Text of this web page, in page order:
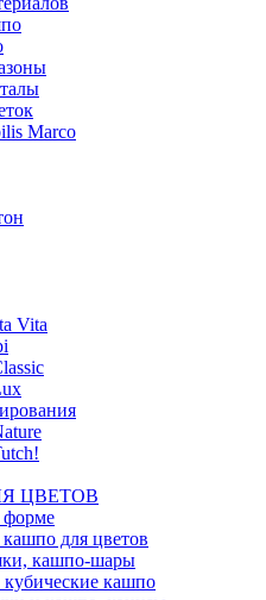
Marco
Vita
ЦВЕТОВ
для цветов
кашпо-шары
кашпо